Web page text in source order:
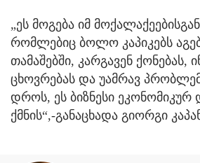
„ეს მოგება იმ
რომლებიც ბოლო კაპიკებს
თამაშებში, კარგავენ ქონებას,
ცხოვრებას და უამრავ
დროს, ეს ბიზნესი
ქმნის“,-განაცხადა გიორგი